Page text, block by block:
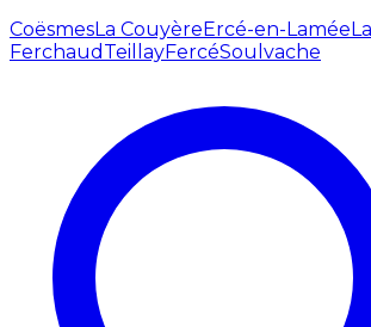
CoësmesLa CouyèreErcé-en-Lamée
Ferchaud TeillayFercéSoulvache